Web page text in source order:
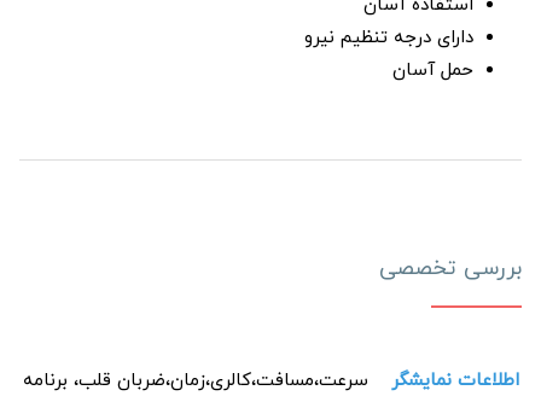
استفاده آسان
دارای درجه تنظیم نیرو
حمل آسان
بررسی تخصصی
اطلاعات نمایشگر
سرعت،مسافت،کالری،زمان،ضربان قلب، برنامه